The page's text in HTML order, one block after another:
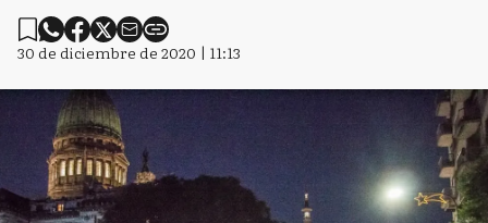
30 de diciembre de 2020 | 11:13